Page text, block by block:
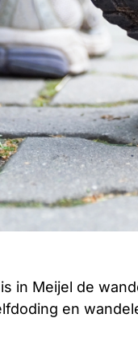
in Meijel de
en